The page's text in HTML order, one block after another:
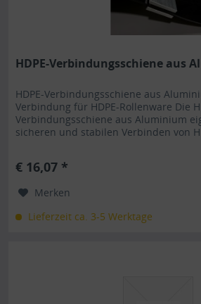
HDPE-Verbindungsschiene aus
HDPE-Verbindungsschiene aus
Verbindung für HDPE-Rollenware Die
Verbindungsschiene aus Aluminium
sicheren und stabilen Verbinden von
belastbare Verbindung einzelner
€ 16,07 *
Merken
Lieferzeit ca. 3-5 Werktage